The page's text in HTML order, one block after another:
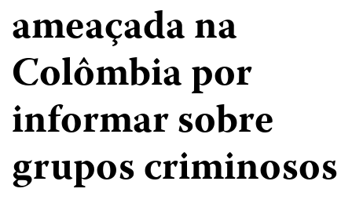
ameaçada na
Colômbia por
informar sobre
grupos criminosos